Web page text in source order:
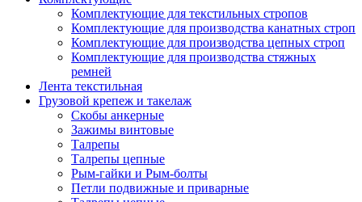
Комплектующие для текстильных стропов
Комплектующие для производства канатных строп
Комплектующие для производства цепных строп
Комплектующие для производства стяжных
ремней
Лента текстильная
Грузовой крепеж и такелаж
Скобы анкерные
Зажимы винтовые
Талрепы
Талрепы цепные
Рым-гайки и Рым-болты
Петли подвижные и приварные